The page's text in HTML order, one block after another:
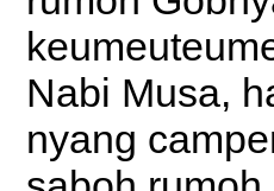
Nabi Musa,
nyang